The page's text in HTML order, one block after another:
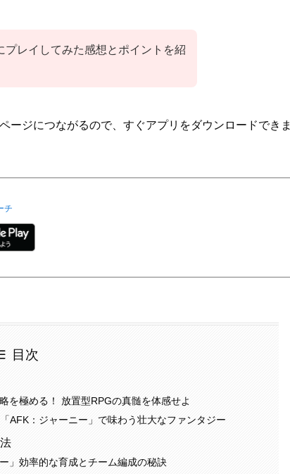
レイしてみた感想とポイントを紹
ジにつながるので、すぐアプリをダウンロードできま
チ
目次
を極める！ 放置型RPGの真髄を体感せよ
AFK：ジャーニー」で味わう壮大なファンタジー
」効率的な育成とチーム編成の秘訣